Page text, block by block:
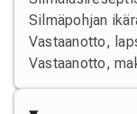
Silmäpohjan
Vastaanotto,
Vastaanotto,